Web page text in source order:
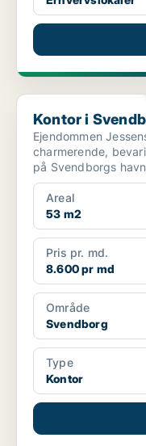
Kontor i Svendborg
Kontor i
Ejendommen
charmerende,
på Svendborgs
havnen. Huset, so...
Areal
53 m2
Pris pr. md.
8.600 pr md
Område
Svendborg
Type
Kontor